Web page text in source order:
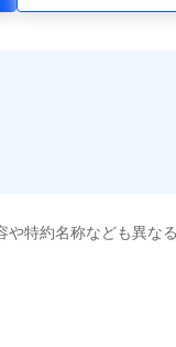
特約名称なども異な